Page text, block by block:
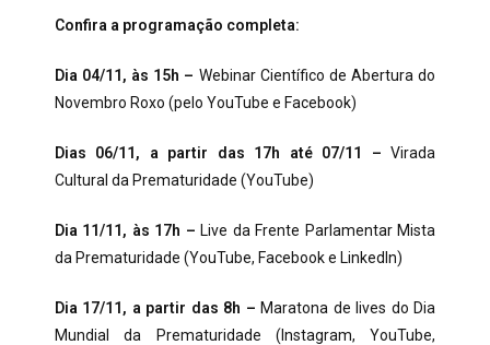
Confira a programação completa:
Dia 04/11, às 15h – Webinar Científico de Abertura do
Novembro Roxo (pelo YouTube e Facebook)
Dias 06/11, a partir das 17h até 07/11 – Virada
Cultural da Prematuridade (YouTube)
Dia 11/11, às 17h – Live da Frente Parlamentar Mista
da Prematuridade (YouTube, Facebook e LinkedIn)
Dia 17/11, a partir das 8h – Maratona de lives do Dia
Mundial da Prematuridade (Instagram, YouTube,